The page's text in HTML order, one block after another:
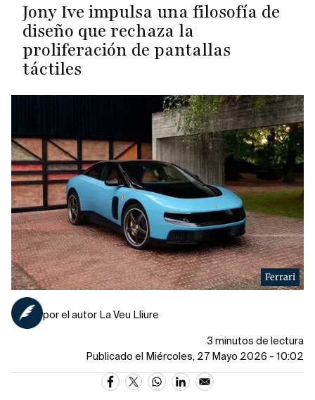
Jony Ive impulsa una filosofía de
diseño que rechaza la
proliferación de pantallas
táctiles
Ferrari
por el autor La Veu Lliure
3 minutos de lectura
Publicado el Miércoles, 27 Mayo 2026 - 10:02